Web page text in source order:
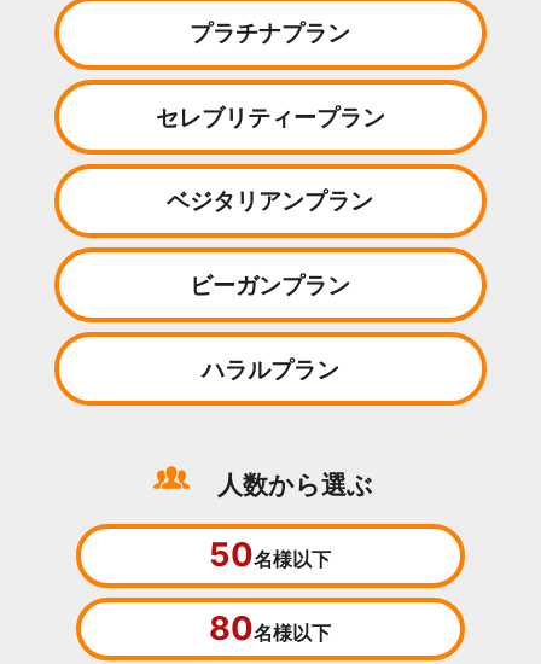
プラチナプラン
セレブリティープラン
ベジタリアンプラン
ビーガンプラン
ハラルプラン
人数から選ぶ
50名様以下
80名様以下